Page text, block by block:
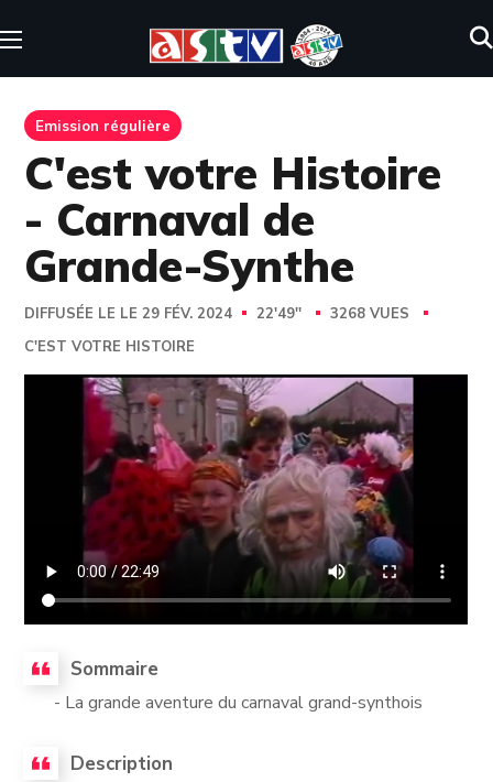
Emission régulière
C'est votre Histoire
- Carnaval de
Grande-Synthe
DIFFUSÉE LE LE 29 FÉV. 2024 22'49''
3268 VUES
C'EST VOTRE HISTOIRE
Sommaire
- La grande aventure du carnaval grand-synthois
Description